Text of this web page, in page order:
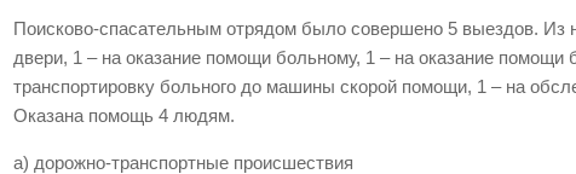
Поисково-спасательным отрядом было совершено 5 выездов. Из
двери, 1 – на оказание помощи больному, 1 – на оказание помощи
транспортировку больного до машины скорой помощи, 1 – на
Оказана помощь 4 людям.
а) дорожно-транспортные происшествия